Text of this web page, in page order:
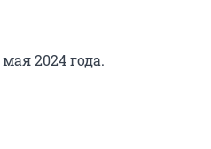
2024 года.